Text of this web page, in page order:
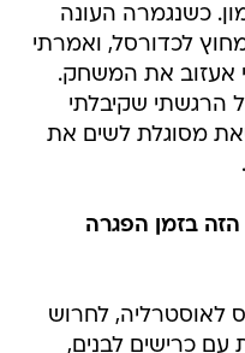
כשנגמרה העונה
לכדורסל, ואמרתי
אעזוב את המשחק.
שקיבלתי
מסוגלת לשים את
בזמן הפגרה
לאוסטרליה, לחרוש
עם כרישים לבנים,